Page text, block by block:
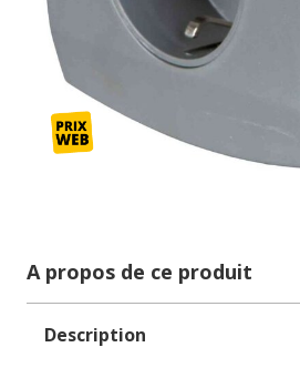
A propos de ce produit
Description